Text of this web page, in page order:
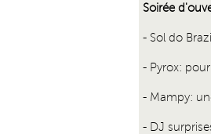
Soirée
- Sol do
- Pyrox:
- Mampy:
- DJ